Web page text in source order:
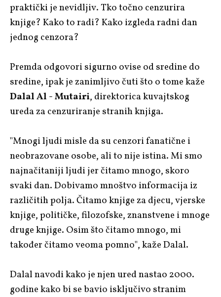
praktički je nevidljiv. Tko točno cenzurira
knjige? Kako to radi? Kako izgleda radni dan
jednog cenzora?
Premda odgovori sigurno ovise od sredine do
sredine, ipak je zanimljivo čuti što o tome kaže
Dalal Al - Mutairi, direktorica kuvajtskog
ureda za cenzuriranje stranih knjiga.
"Mnogi ljudi misle da su cenzori fanatične i
neobrazovane osobe, ali to nije istina. Mi smo
najnačitaniji ljudi jer čitamo mnogo, skoro
svaki dan. Dobivamo mnoštvo informacija iz
različitih polja. Čitamo knjige za djecu, vjerske
knjige, političke, filozofske, znanstvene i mnoge
druge knjige. Osim što čitamo mnogo, mi
također čitamo veoma pomno", kaže Dalal.
Dalal navodi kako je njen ured nastao 2000.
godine kako bi se bavio isključivo stranim